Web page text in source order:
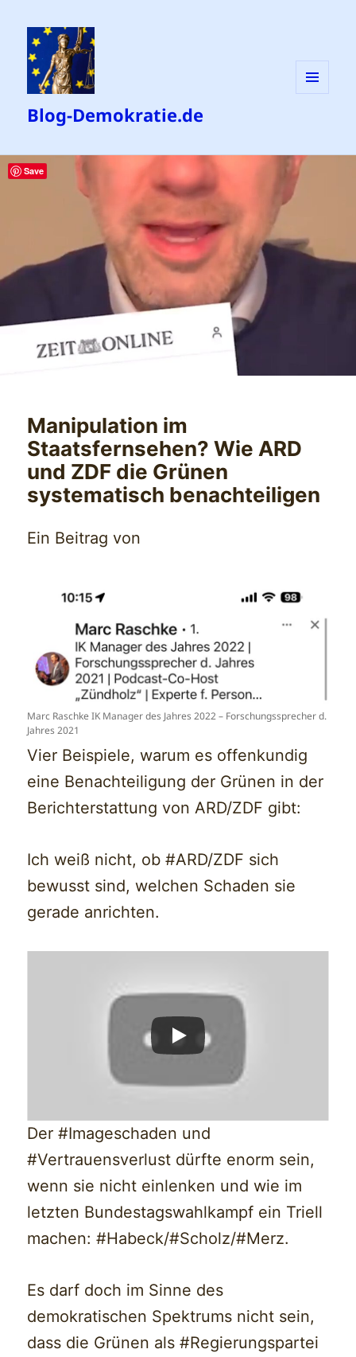
Blog-Demokratie.de
Manipulation im
Staatsfernsehen? Wie ARD
und ZDF die Grünen
systematisch benachteiligen
Ein Beitrag von
Marc Raschke IK Manager des Jahres 2022 – Forschungssprecher d.
Jahres 2021
Vier Beispiele, warum es offenkundig
eine Benachteiligung der Grünen in der
Berichterstattung von ARD/ZDF gibt:
Ich weiß nicht, ob #ARD/ZDF sich
bewusst sind, welchen Schaden sie
gerade anrichten.
Der #Imageschaden und
#Vertrauensverlust dürfte enorm sein,
wenn sie nicht einlenken und wie im
letzten Bundestagswahlkampf ein Triell
machen: #Habeck/#Scholz/#Merz.
Es darf doch im Sinne des
demokratischen Spektrums nicht sein,
dass die Grünen als #Regierungspartei
Save